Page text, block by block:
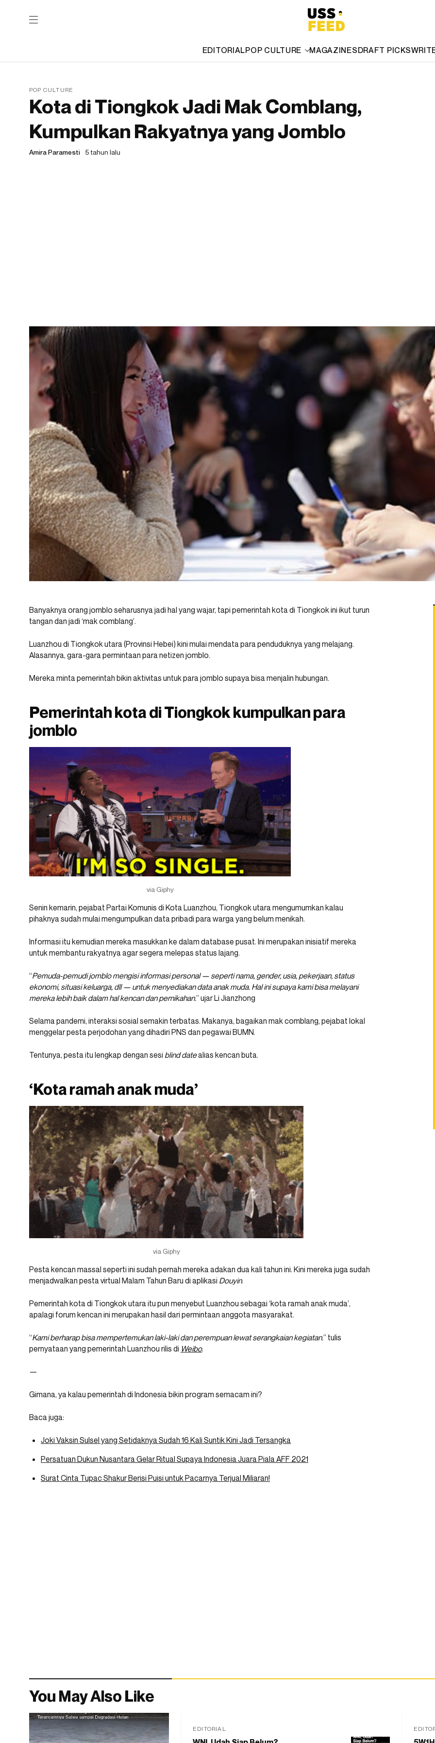
EDITORIALPOP CULTURE MAGAZINESDRAFT PICKS
POP CULTURE
Kota di Tiongkok Jadi Mak Comblang,
Kumpulkan Rakyatnya yang Jomblo
Amira Paramesti 5 tahun lalu
Banyaknya orang jomblo seharusnya jadi hal yang wajar, tapi pemerintah kota di Tiongkok ini ikut turun
tangan dan jadi ‘mak comblang’.
Luanzhou di Tiongkok utara (Provinsi Hebei) kini mulai mendata para penduduknya yang melajang.
Alasannya, gara-gara permintaan para netizen jomblo.
Mereka minta pemerintah bikin aktivitas untuk para jomblo supaya bisa menjalin hubungan.
Pemerintah kota di Tiongkok kumpulkan para
jomblo
via Giphy
Senin kemarin, pejabat Partai Komunis di Kota Luanzhou, Tiongkok utara mengumumkan kalau
pihaknya sudah mulai mengumpulkan data pribadi para warga yang belum menikah.
Informasi itu kemudian mereka masukkan ke dalam database pusat. Ini merupakan inisiatif mereka
untuk membantu rakyatnya agar segera melepas status lajang.
“Pemuda-pemudi jomblo mengisi informasi personal — seperti nama, gender, usia, pekerjaan, status
ekonomi, situasi keluarga, dll — untuk menyediakan data anak muda. Hal ini supaya kami bisa melayani
mereka lebih baik dalam hal kencan dan pernikahan.” ujar Li Jianzhong
Selama pandemi, interaksi sosial semakin terbatas. Makanya, bagaikan mak comblang, pejabat lokal
menggelar pesta perjodohan yang dihadiri PNS dan pegawai BUMN.
Tentunya, pesta itu lengkap dengan sesi blind datealias kencan buta.
‘Kota ramah anak muda’
via Giphy
Pesta kencan massal seperti ini sudah pernah mereka adakan dua kali tahun ini. Kini mereka juga sudah
menjadwalkan pesta virtual Malam Tahun Baru di aplikasi Douyin.
Pemerintah kota di Tiongkok utara itu pun menyebut Luanzhou sebagai ‘kota ramah anak muda’,
apalagi forum kencan ini merupakan hasil dari permintaan anggota masyarakat.
“Kami berharap bisa mempertemukan laki-laki dan perempuan lewat serangkaian kegiatan.” tulis
pernyataan yang pemerintah Luanzhou rilis di Weibo.
—
Gimana, ya kalau pemerintah di Indonesia bikin program semacam ini?
Baca juga:
Joki Vaksin Sulsel yang Setidaknya Sudah 16 Kali Suntik Kini Jadi Tersangka
Persatuan Dukun Nusantara Gelar Ritual Supaya Indonesia Juara Piala AFF 2021
Surat Cinta Tupac Shakur Berisi Puisi untuk Pacarnya Terjual Miliaran!
You May Also Like
EDITORIAL